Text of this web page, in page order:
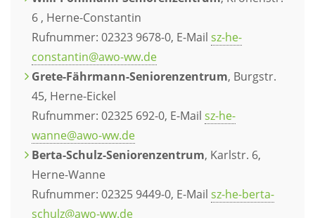
6 , Herne-Constantin
Rufnummer: 02323 9678-0, E-Mail sz-he-
constantin@awo-ww.de
Grete-Fährmann-Seniorenzentrum, Burgstr.
45, Herne-Eickel
Rufnummer: 02325 692-0, E-Mail sz-he-
wanne@awo-ww.de
Berta-Schulz-Seniorenzentrum, Karlstr. 6,
Herne-Wanne
Rufnummer: 02325 9449-0, E-Mail sz-he-berta-
schulz@awo-ww.de